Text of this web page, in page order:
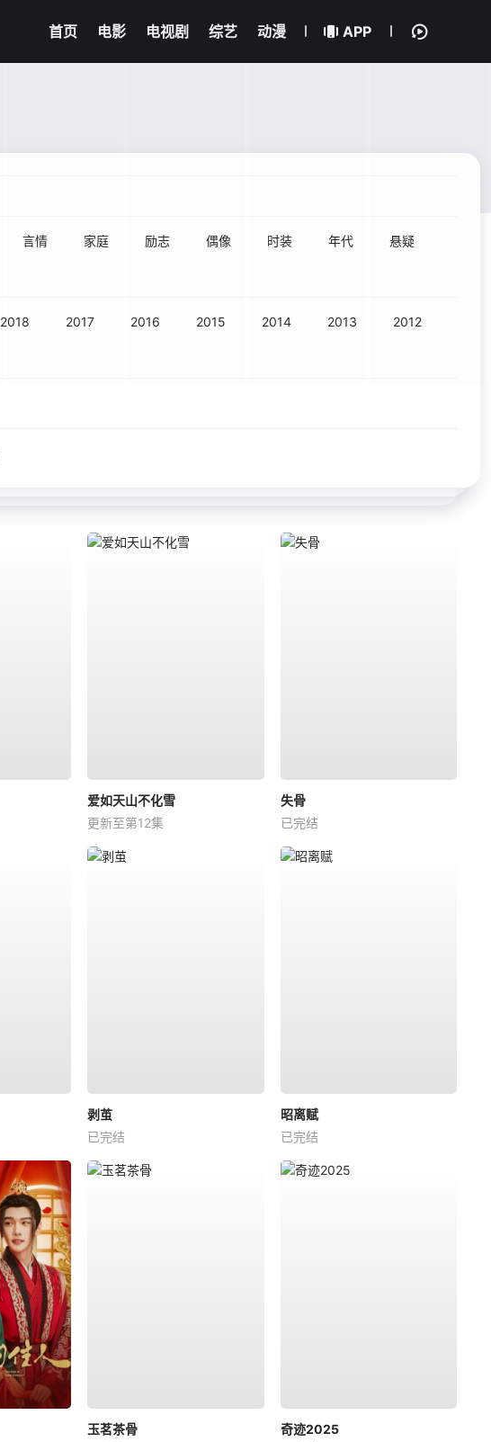
首页 电影 电视剧 综艺 动漫 APP
言情 家庭 励志 偶像 时装 年代 悬疑
2018 2017 2016 2015 2014 2013 2012
爱如天山不化雪
更新至第12集
失骨
已完结
剥茧
已完结
昭离赋
已完结
玉茗茶骨
奇迹2025